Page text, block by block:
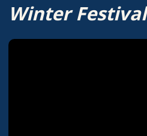
Winter Festival